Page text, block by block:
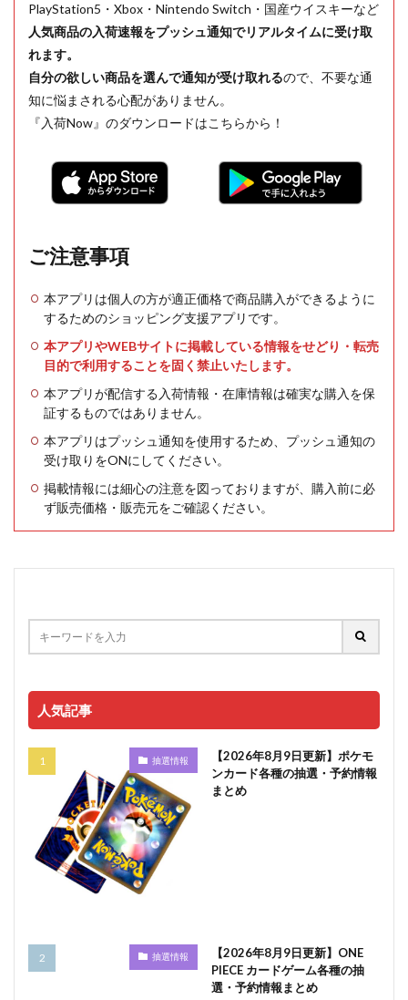
PlayStation5・Xbox・Nintendo Switch・国産ウイスキーなど
人気商品の入荷速報をプッシュ通知でリアルタイムに受け取
れます。
自分の欲しい商品を選んで通知が受け取れるので、不要な通
知に悩まされる心配がありません。
『入荷Now』のダウンロードはこちらから！
ご注意事項
本アプリは個人の方が適正価格で商品購入ができるように
するためのショッピング支援アプリです。
本アプリやWEBサイトに掲載している情報をせどり・転売
目的で利用することを固く禁止いたします。
本アプリが配信する入荷情報・在庫情報は確実な購入を保
証するものではありません。
本アプリはプッシュ通知を使用するため、プッシュ通知の
受け取りをONにしてください。
掲載情報には細心の注意を図っておりますが、購入前に必
ず販売価格・販売元をご確認ください。
人気記事
抽選情報
【2026年8月9日更新】ポケモ
ンカード各種の抽選・予約情報
まとめ
抽選情報
【2026年8月9日更新】ONE
PIECE カードゲーム各種の抽
選・予約情報まとめ